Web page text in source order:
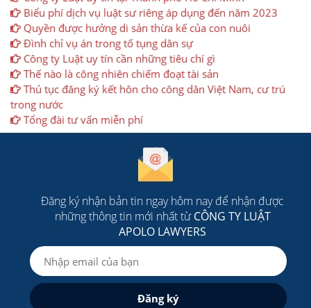
Biểu phí dịch vụ luật sư riêng áp dụng đến năm 2023
Quyền được hưởng di sản thừa kế của con nuôi
Đình chỉ vụ án trong tố tụng dân sự
Công ty Luật uy tín cần những tiêu chí gì
Thế nào là công nhiên chiếm đoạt tài sản
Thủ tục đăng ký kết hôn cho công dân Việt Nam, cư trú
trong nước
Tổng đài tư vấn miễn phí
Đăng ký nhận bản tin ngay hôm nay để nhận được
những thông tin mới nhất từCÔNG TY LUẬT
APOLO LAWYERS